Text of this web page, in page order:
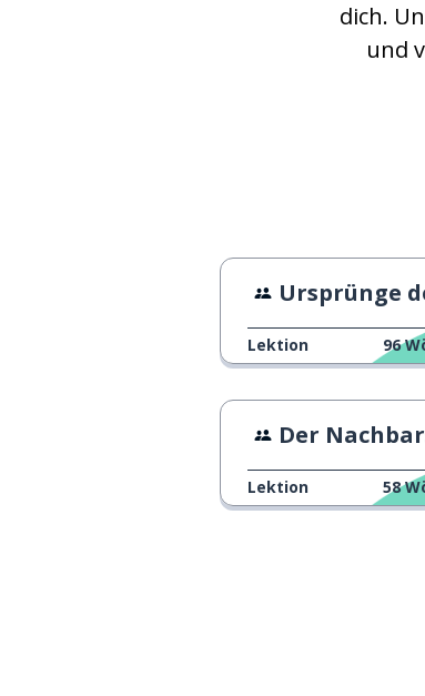
dich.
und
Ursprünge des
Lektion 96
Der
Lektion 58